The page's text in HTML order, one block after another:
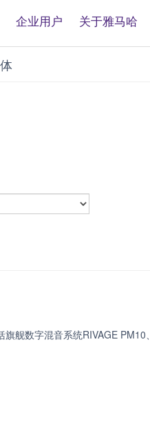
企业用户 关于雅马哈
舰数字混音系统RIVAGE